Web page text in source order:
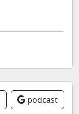
podcast